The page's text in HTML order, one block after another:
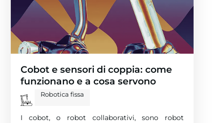
Cobot e sensori di coppia: come
funzionano e a cosa servono
Robotica fissa
I cobot, o robot collaborativi, sono robot